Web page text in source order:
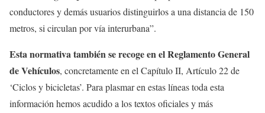
conductores y demás usuarios distinguirlos a una distancia de 150
metros, si circulan por vía interurbana”.
Esta normativa también se recoge en el Reglamento General
de Vehículos, concretamente en el Capítulo II, Artículo 22 de
‘Ciclos y bicicletas’. Para plasmar en estas líneas toda esta
información hemos acudido a los textos oficiales y más